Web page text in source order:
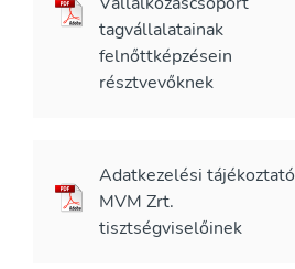
tagvállalatainak
felnőttképzésein
résztvevőknek
Adatkezelési tájékoztató
MVM Zrt.
tisztségviselőinek